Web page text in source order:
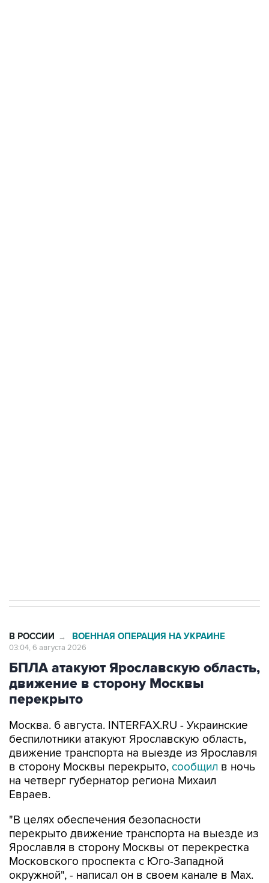
В РОССИИ → ВОЕННАЯ ОПЕРАЦИЯ НА УКРАИНЕ
03:04, 6 августа 2026
БПЛА атакуют Ярославскую область,
движение в сторону Москвы
перекрыто
Москва. 6 августа. INTERFAX.RU - Украинские
беспилотники атакуют Ярославскую область,
движение транспорта на выезде из Ярославля
в сторону Москвы перекрыто, сообщил в ночь
на четверг губернатор региона Михаил
Евраев.
"В целях обеспечения безопасности
перекрыто движение транспорта на выезде из
Ярославля в сторону Москвы от перекрестка
Московского проспекта с Юго-Западной
окружной", - написал он в своем канале в Мах.